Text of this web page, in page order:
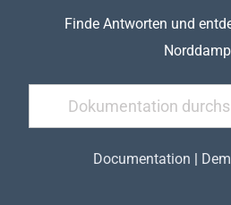
Finde Antworten und
Documentation |